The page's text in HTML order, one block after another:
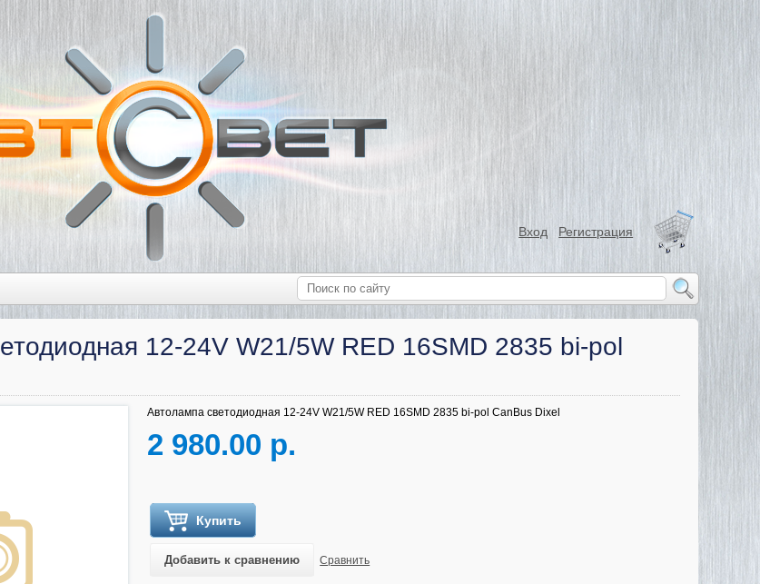
Вход Регистрация
12-24V W21/5W RED 16SMD 2835 bi-pol
Автолампа светодиодная 12-24V W21/5W RED 16SMD 2835 bi-pol CanBus Dixel
2 980.00 р.
Купить
Добавить к сравнению Сравнить